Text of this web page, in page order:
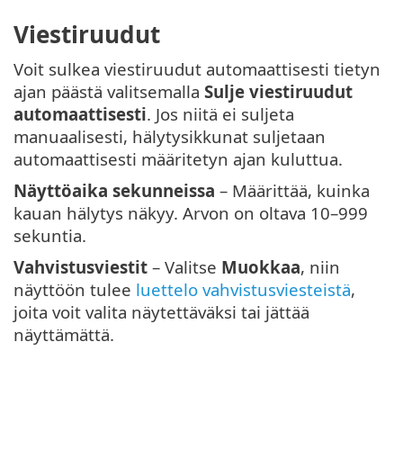
Viestiruudut
Voit sulkea viestiruudut automaattisesti tietyn
ajan päästä valitsemalla Sulje viestiruudut
automaattisesti. Jos niitä ei suljeta
manuaalisesti, hälytysikkunat suljetaan
automaattisesti määritetyn ajan kuluttua.
Näyttöaika sekunneissa – Määrittää, kuinka
kauan hälytys näkyy. Arvon on oltava 10–999
sekuntia.
Vahvistusviestit – Valitse Muokkaa, niin
näyttöön tulee luettelo vahvistusviesteistä,
joita voit valita näytettäväksi tai jättää
näyttämättä.